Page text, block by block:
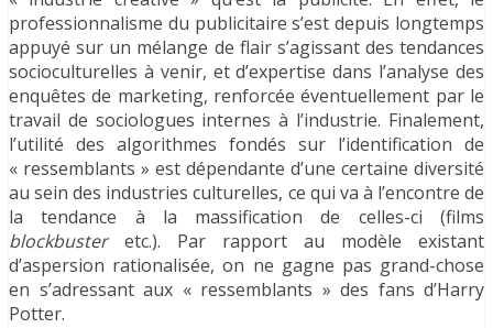
professionnalisme du publicitaire s’est depuis longtemps
appuyé sur un mélange de flair s’agissant des tendances
socioculturelles à venir, et d’expertise dans l’analyse des
enquêtes de marketing, renforcée éventuellement par le
travail de sociologues internes à l’industrie. Finalement,
l’utilité des algorithmes fondés sur l’identification de
« ressemblants » est dépendante d’une certaine diversité
au sein des industries culturelles, ce qui va à l’encontre de
la tendance à la massification de celles-ci (films
blockbusteretc.). Par rapport au modèle existant
d’aspersion rationalisée, on ne gagne pas grand-chose
en s’adressant aux « ressemblants » des fans d’Harry
Potter.